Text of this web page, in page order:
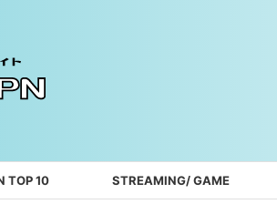
TOP 10 STREAMING/ GAME